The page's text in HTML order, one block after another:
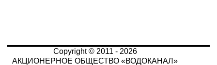
Copyright © 2011 - 2026
АКЦИОНЕРНОЕ ОБЩЕСТВО «ВОДОКАНАЛ»